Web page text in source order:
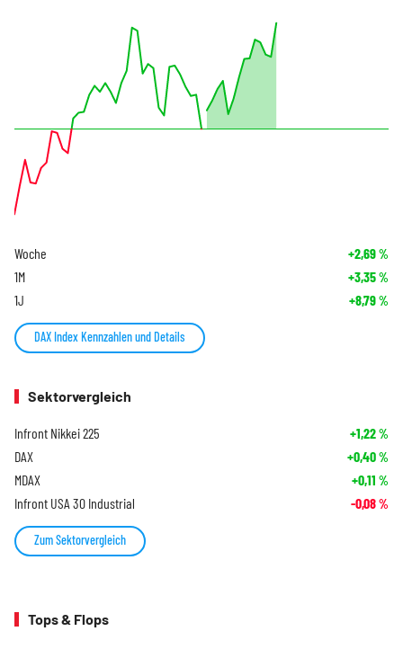
Woche +2,69%
1M +3,35%
1J +8,79%
DAX Index Kennzahlen und Details
Sektorvergleich
Infront Nikkei 225 +1,22%
DAX +0,40%
MDAX +0,11 %
Infront USA 30 Industrial -0,08%
Zum Sektorvergleich
Tops & Flops